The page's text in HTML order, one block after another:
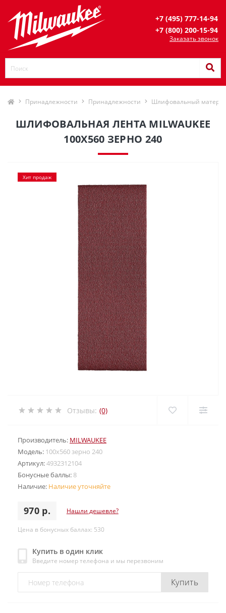
+7 (495) 777-14-94
+7 (800) 200-15-94
Заказать звонок
Принадлежности Принадлежности Шлифовальный
ШЛИФОВАЛЬНАЯ ЛЕНТА MILWAUKEE
100Х560 ЗЕРНО 240
Хит продаж
Отзывы: (0)
Производитель: MILWAUKEE
Модель: 100х560 зерно 240
Артикул:4932312104
Бонусные баллы: 8
Наличие: Наличие уточняйте
970 р. Нашли дешевле?
Цена в бонусных баллах: 530
Купить в один клик
Введите номер телефона и мы перезвоним
Купить